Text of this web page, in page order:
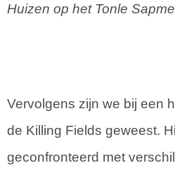
Huizen op het Tonle
Vervolgens zijn we bij een
de Killing Fields geweest.
geconfronteerd met